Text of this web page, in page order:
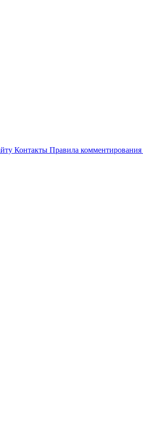
Контакты Правила комментирования